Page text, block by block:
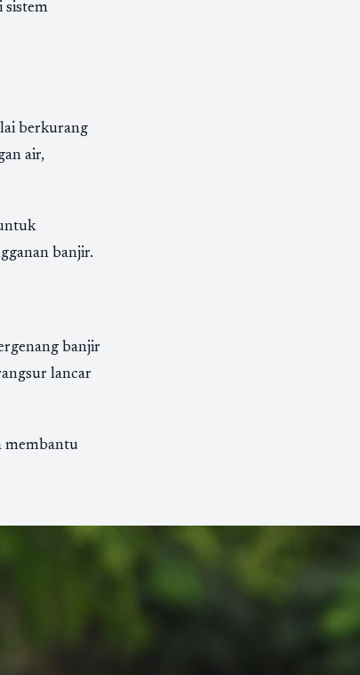
sistem
berkurang
air,
banjir.
banjir
lancar
membantu